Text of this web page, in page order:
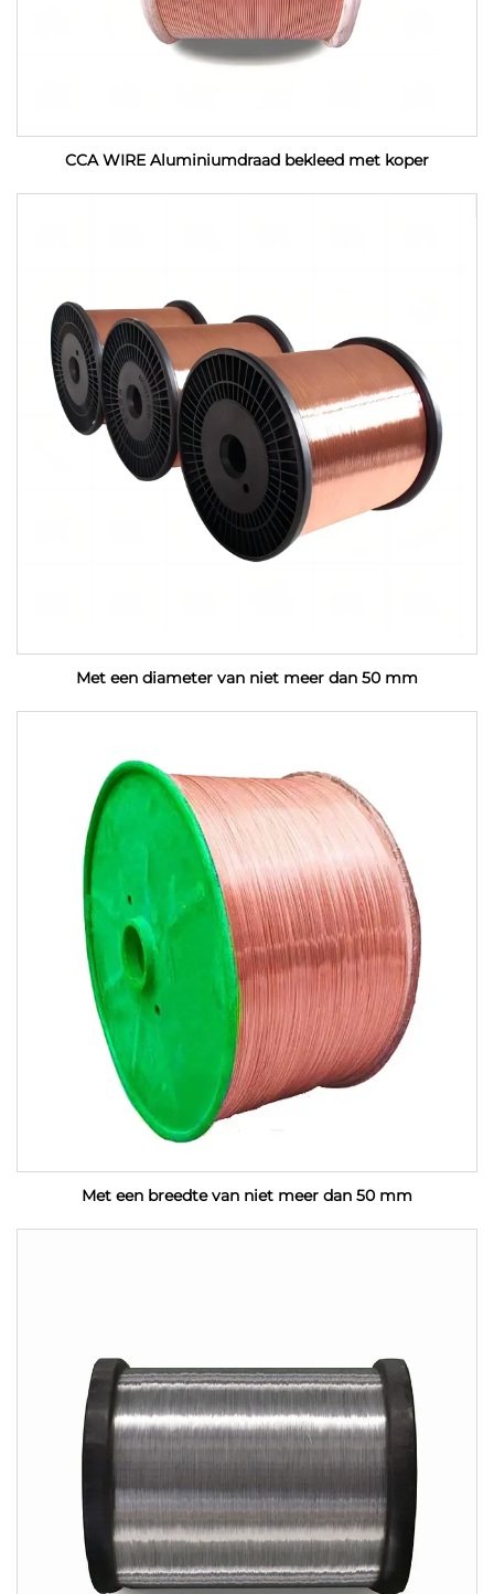
CCA WIRE Aluminiumdraad bekleed met koper
Met een diameter van niet meer dan 50 mm
Met een breedte van niet meer dan 50 mm